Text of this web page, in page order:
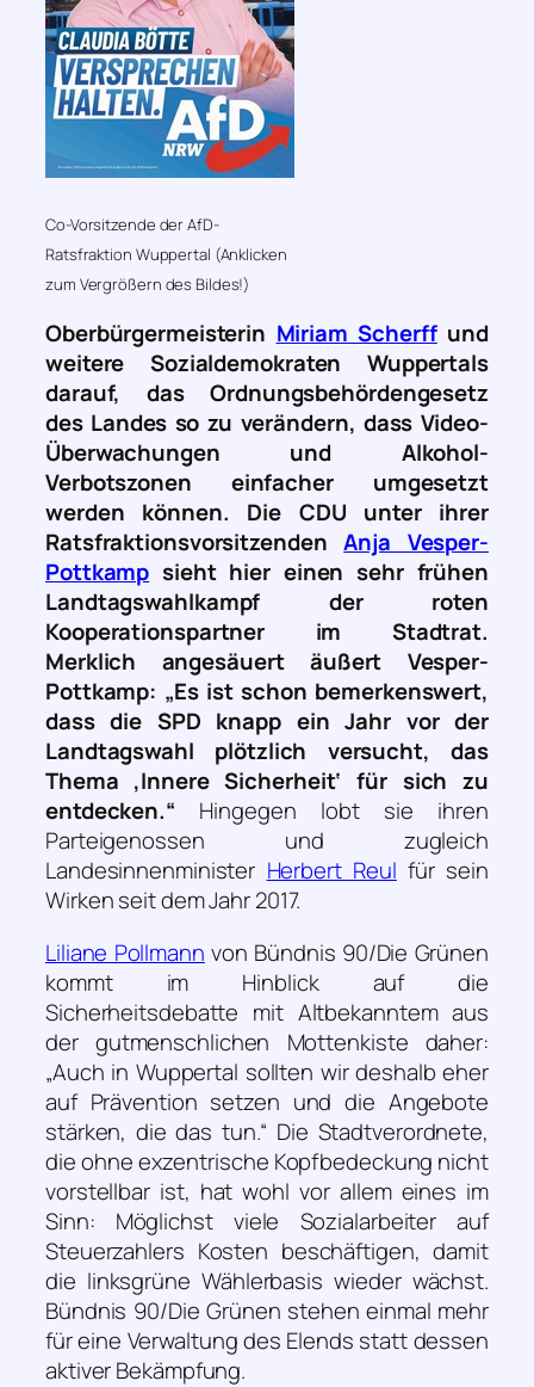
Co-Vorsitzende der AfD-
Ratsfraktion Wuppertal (Anklicken
zum Vergrößern des Bildes!)
Oberbürgermeisterin Miriam Scherffund
weitere Sozialdemokraten Wuppertals
darauf, das Ordnungsbehördengesetz
des Landes so zu verändern, dass Video-
Überwachungen und Alkohol-
Verbotszonen einfacher umgesetzt
werden können. Die CDU unter ihrer
RatsfraktionsvorsitzendenAnja Vesper-
Pottkamp sieht hier einen sehr frühen
Landtagswahlkampf der roten
Kooperationspartner im Stadtrat.
Merklich angesäuert äußert Vesper-
Pottkamp: „Es ist schon bemerkenswert,
dass die SPD knapp ein Jahr vor der
Landtagswahl plötzlich versucht, das
Thema ,Innere Sicherheit‘ für sich zu
entdecken.“ Hingegen lobt sie ihren
Parteigenossen und zugleich
Landesinnenminister Herbert Reul für sein
Wirken seit dem Jahr 2017.
Liliane Pollmann von Bündnis 90/Die Grünen
kommt im Hinblick auf die
Sicherheitsdebatte mit Altbekanntem aus
der gutmenschlichen Mottenkiste daher:
„Auch in Wuppertal sollten wir deshalb eher
auf Prävention setzen und die Angebote
stärken, die das tun.“ Die Stadtverordnete,
die ohne exzentrische Kopfbedeckung nicht
vorstellbar ist, hat wohl vor allem eines im
Sinn: Möglichst viele Sozialarbeiter auf
Steuerzahlers Kosten beschäftigen, damit
die linksgrüne Wählerbasis wieder wächst.
Bündnis 90/Die Grünen stehen einmal mehr
für eine Verwaltung des Elends statt dessen
aktiver Bekämpfung.